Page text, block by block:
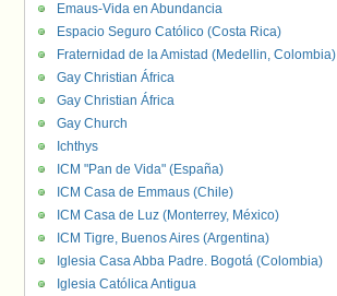
Emaus-Vida en Abundancia
Espacio Seguro Católico (Costa Rica)
Fraternidad de la Amistad (Medellin, Colombia)
Gay Christian África
Gay Christian África
Gay Church
Ichthys
ICM "Pan de Vida" (España)
ICM Casa de Emmaus (Chile)
ICM Casa de Luz (Monterrey, México)
ICM Tigre, Buenos Aires (Argentina)
Iglesia Casa Abba Padre. Bogotá (Colombia)
Iglesia Católica Antigua